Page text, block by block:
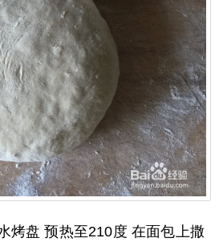
烤盘 预热至210度 在面包上撒